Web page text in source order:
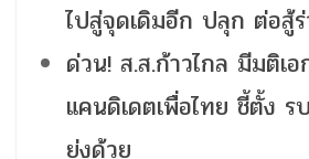
ไปสู่จุดเดิมอีก ปลุก ต่อสู้
ด่วน! ส.ส.ก้าวไกล มีมติเ
แคนดิเดตเพื่อไทย ชี้ตั้ง ร
ยุ่งด้วย